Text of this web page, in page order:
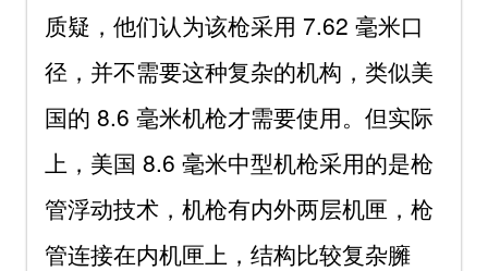
质疑，他们认为该枪采用 7.62 毫米口
径，并不需要这种复杂的机构，类似美
国的 8.6 毫米机枪才需要使用。但实际
上，美国 8.6 毫米中型机枪采用的是枪
管浮动技术，机枪有内外两层机匣，枪
管连接在内机匣上，结构比较复杂臃